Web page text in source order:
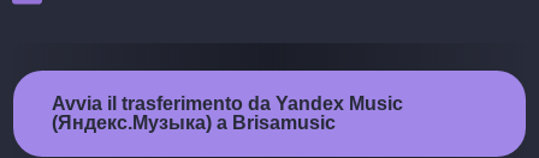
Avvia il trasferimento da Yandex Music
(Яндекс.Музыка) a Brisamusic